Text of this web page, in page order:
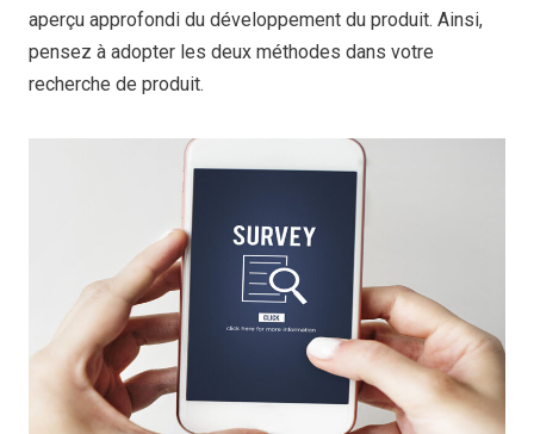
aperçu approfondi du développement du produit. Ainsi,
pensez à adopter les deux méthodes dans votre
recherche de produit.